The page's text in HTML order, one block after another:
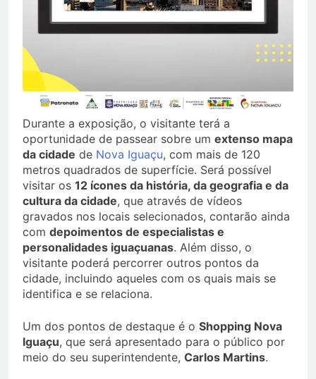
Durante a exposição, o visitante terá a
oportunidade de passear sobre um extenso mapa
da cidade de Nova Iguaçu, com mais de 120
metros quadrados de superfície. Será possível
visitar os 12 ícones da história, da geografia e da
cultura da cidade, que através de vídeos
gravados nos locais selecionados, contarão ainda
com depoimentos de especialistas e
personalidades iguaçuanas. Além disso, o
visitante poderá percorrer outros pontos da
cidade, incluindo aqueles com os quais mais se
identifica e se relaciona.
Um dos pontos de destaque é o Shopping Nova
Iguaçu, que será apresentado para o público por
meio do seu superintendente, Carlos Martins.